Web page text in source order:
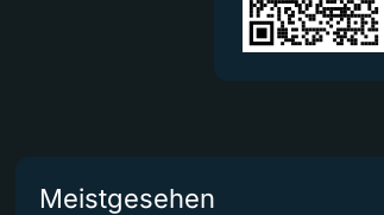
Meistgesehen